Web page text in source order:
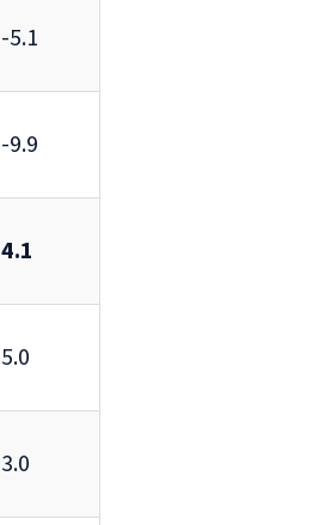
-5.1
-9.9
4.1
5.0
3.0